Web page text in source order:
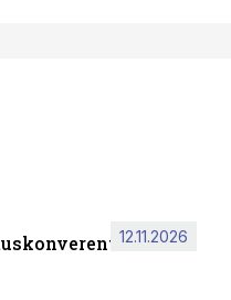
2026
12.11.2026